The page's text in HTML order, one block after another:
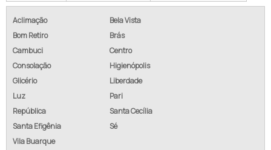
Aclimação
Bela Vista
Bom Retiro
Brás
Cambuci
Centro
Consolação
Higienópolis
Glicério
Liberdade
Luz
Pari
República
Santa Cecília
Santa Efigênia
Sé
Vila Buarque